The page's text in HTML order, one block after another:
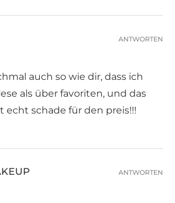
auch so wie dir, dass ich
als über favoriten, und das
echt schade für den preis!!!
ANTWORTEN
ANTWORTEN